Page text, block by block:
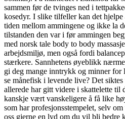
sammen før de tvinges ned i
kosedyr. I slike tilfeller kan det
tiden mellom ammingene og ikke la
tilstanden den var i før ammingen
med norsk tale body to body
arbejdsmiljø, men også fordi
stærkere. Sannhetens øyeblikk
gi deg mange inntrykk og minner
se månefisk i levende live? Det
allerede har gitt videre i skattelette til
kanskje vært vanskeligere å få like
som har profesjonsstempelet, selv
oss gjerne en lyd om du vil bli bedre